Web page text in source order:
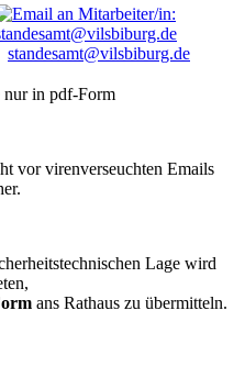
standesamt@vilsbiburg.de
vor virenverseuchten Emails
Lage wird
ans Rathaus zu übermitteln.